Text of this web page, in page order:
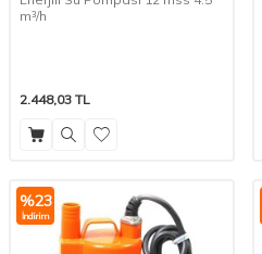
m³/h
2.448,03 TL
%23
İndirim